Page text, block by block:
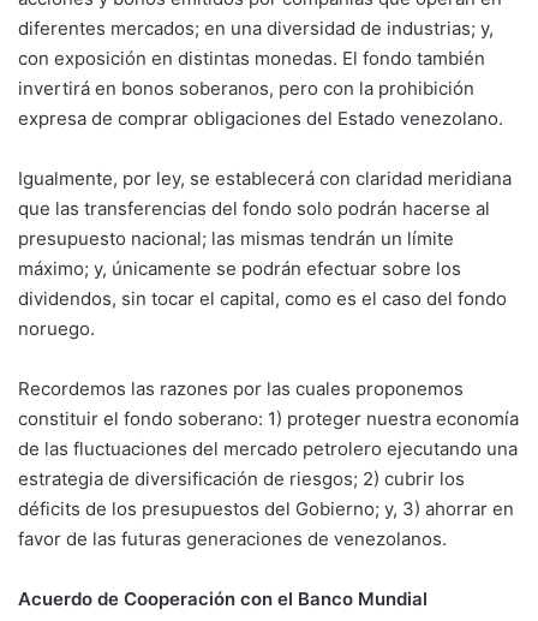
diferentes mercados; en una diversidad de industrias; y,
con exposición en distintas monedas. El fondo también
invertirá en bonos soberanos, pero con la prohibición
expresa de comprar obligaciones del Estado venezolano.
Igualmente, por ley, se establecerá con claridad meridiana
que las transferencias del fondo solo podrán hacerse al
presupuesto nacional; las mismas tendrán un límite
máximo; y, únicamente se podrán efectuar sobre los
dividendos, sin tocar el capital, como es el caso del fondo
noruego.
Recordemos las razones por las cuales proponemos
constituir el fondo soberano: 1) proteger nuestra economía
de las fluctuaciones del mercado petrolero ejecutando una
estrategia de diversificación de riesgos; 2) cubrir los
déficits de los presupuestos del Gobierno; y, 3) ahorrar en
favor de las futuras generaciones de venezolanos.
Acuerdo de Cooperación con el Banco Mundial